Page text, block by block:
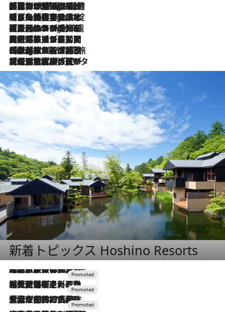
5 Hours Ago
「荷物が増えるほど旅ストレスは増す」美容ジャーナリストがたどり着いた最終結論。“化粧品を劇的に減らす”感動の凝縮美容とは
5 Hours Ago
「旅先には金髪ウィッグを持参」日本と同じメイクでは損してる!? 美容ジャーナリストが提案する“掟破りの旅美容”とは
5 Hours Ago
【厳選旅コスメ】「身軽さ＆UV対策重視！」ヘアアーティストshucoが選んだ夏旅ベストコスメを発表【Mサイズジップ】
2026.8.5
【厳選旅コスメ】国内をあちこち移動する河井菜摘が選んだ夏旅ベストコスメ発表！「リラックスアイテムはマスト」【Mサイズジップ】
2026.8.4
【厳選旅コスメ】「紫外線＆乾燥対策しながらメイク感も！」ヘア＆メイクGeorgeが選んだ夏旅ベストコスメを発表！【Mサイズジップ】
2026.8.3
【厳選旅コスメ】「保湿もタイパ重視！」“サウナ好き”タレント清水みさとが愛用する夏旅ベストコスメを発表！【Mサイズジップ】
新着トピックス Hoshino Resorts
2026.7.31
【ホテル帰省】という選択肢をOMOが提案。家族とほどよい距離を保つには「昼は実家、夜は気兼ねなくホテルで！」
2026.7.24
【夏限定ディナーコース】旬を迎える稚鮎や花ズッキーニなどをイタリア・トスカーナの郷土料理の手法で満喫！
2026.7.17
「土佐和ハーブかき氷」がOMO7高知に登場！生姜、山椒、大葉など目にも舌にも涼を呼ぶ郷土の味